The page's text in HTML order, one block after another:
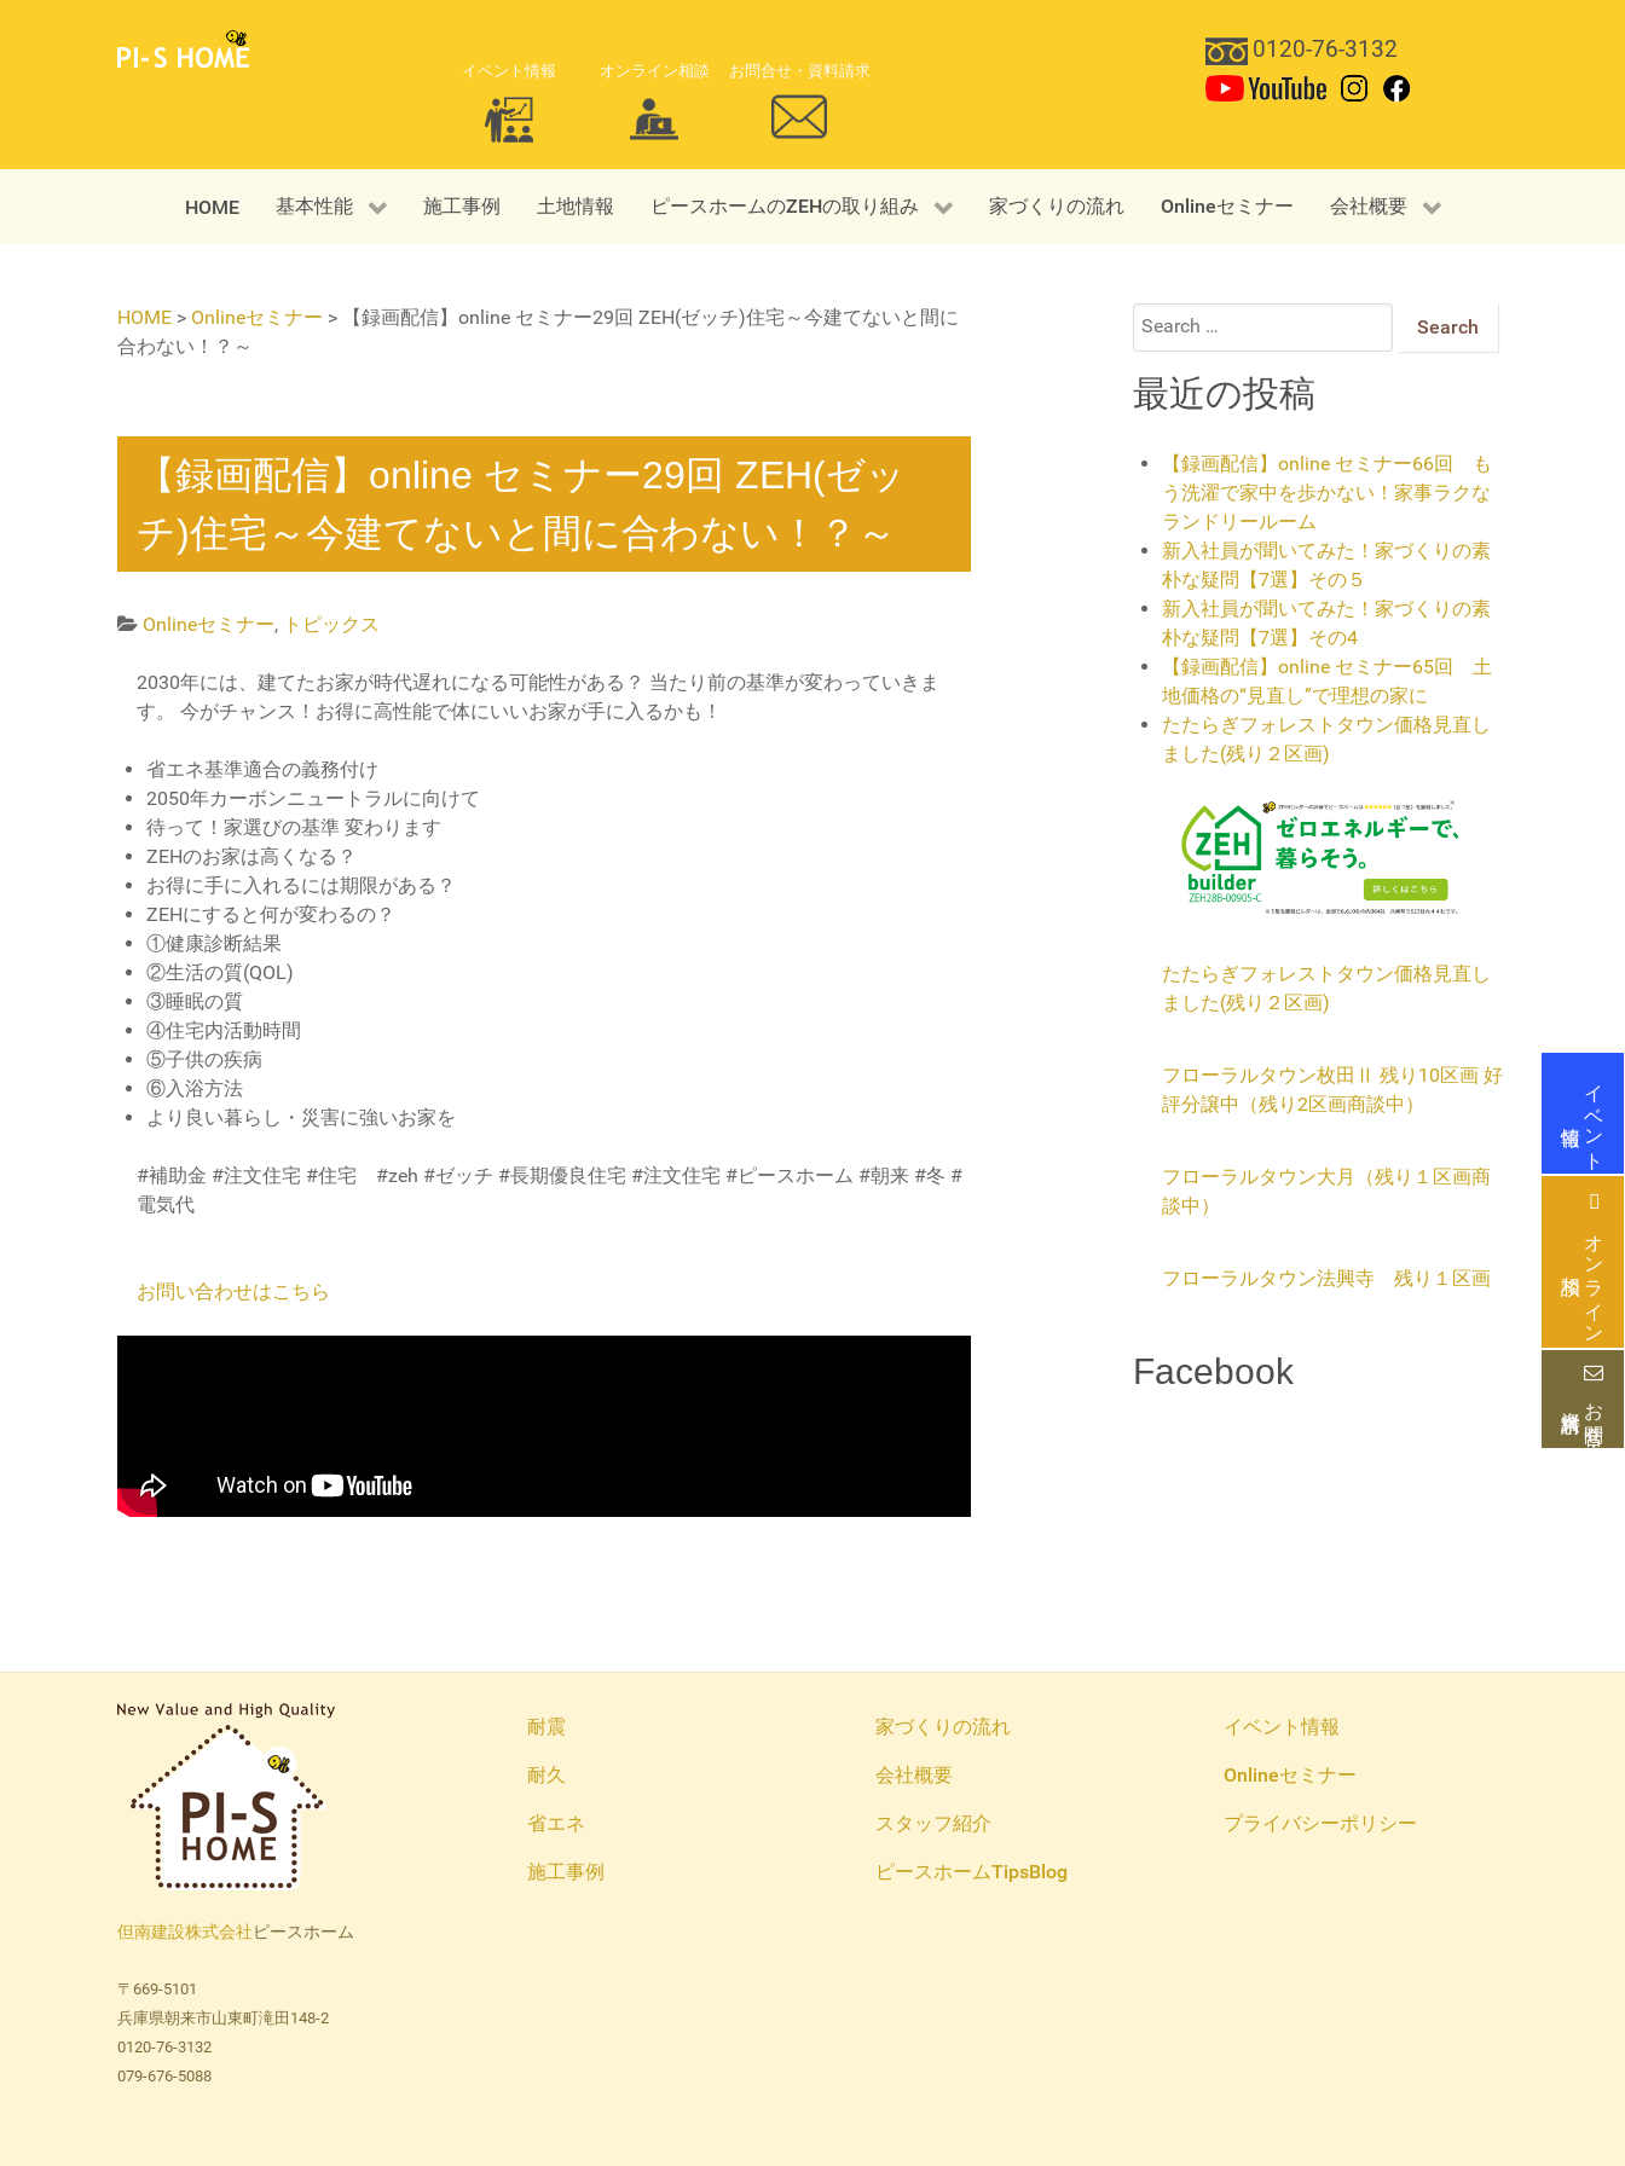
イベント情報 オンライン相談 お問合せ・資料請求
0120-76-3132
HOME 基本性能 施工事例 土地情報 ピースホームのZEHの取り組み 家づくりの流れ Onlineセミナー 会社概要
HOME > Onlineセミナー >
【録画配信】online セミナー29回 ZEH(ゼッチ)住宅～今建てないと間に
合わない！？～
【録画配信】online セミナー29回 ZEH(ゼッ
チ)住宅～今建てないと間に合わない！？～
Onlineセミナー, トピックス
2030年には、建てたお家が時代遅れになる可能性がある？ 当たり前の基準が変わっていきま
す。 今がチャンス！お得に高性能で体にいいお家が手に入るかも！
省エネ基準適合の義務付け
2050年カーボンニュートラルに向けて
待って！家選びの基準 変わります
ZEHのお家は高くなる？
お得に手に入れるには期限がある？
ZEHにすると何が変わるの？
①健康診断結果
②生活の質(QOL)
③睡眠の質
④住宅内活動時間
⑤子供の疾病
⑥入浴方法
より良い暮らし・災害に強いお家を
#補助金 #注文住宅 #住宅 #zeh #ゼッチ #長期優良住宅 #注文住宅 #ピースホーム #朝来 #冬 #
電気代
お問い合わせはこちら
Search
for:
最近の投稿
【録画配信】online セミナー66回 も
う洗濯で家中を歩かない！家事ラクな
ランドリールーム
新入社員が聞いてみた！家づくりの素
朴な疑問【7選】その５
新入社員が聞いてみた！家づくりの素
朴な疑問【7選】その4
【録画配信】online セミナー65回 土
地価格の“見直し”で理想の家に
たたらぎフォレストタウン価格見直し
ました(残り２区画)
たたらぎフォレストタウン価格見直し
ました(残り２区画)
フローラルタウン枚田Ⅱ 残り10区画 好
評分譲中（残り2区画商談中）
フローラルタウン大月（残り１区画商
談中）
フローラルタウン法興寺 残り１区画
Facebook
但南建設株式会社ピースホーム
〒669-5101
兵庫県朝来市山東町滝田148-2
0120-76-3132
079-676-5088
耐震
耐久
省エネ
施工事例
家づくりの流れ
会社概要
スタッフ紹介
ピースホームTipsBlog
イベント情報
Onlineセミナー
プライバシーポリシー
イベント
オンライン
お問合せ・